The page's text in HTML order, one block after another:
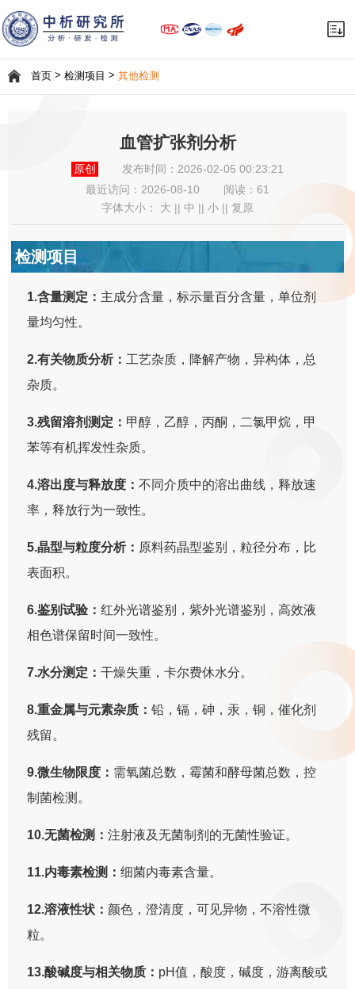
首页> 检测项目 > 其他检测
血管扩张剂分析
原创
发布时间：2026-02-05 00:23:21
最近访问：2026-08-10
阅读：61
字体大小： 大 中 小 复原
检测项目
1.含量测定： 主成分含量，标示量百分含量，单位剂
量均匀性。
2.有关物质分析： 工艺杂质，降解产物，异构体，总
杂质。
3.残留溶剂测定： 甲醇，乙醇，丙酮，二氯甲烷，甲
苯等有机挥发性杂质。
4.溶出度与释放度：不同介质中的溶出曲线，释放速
率，释放行为一致性。
5.晶型与粒度分析： 原料药晶型鉴别，粒径分布，比
表面积。
6.鉴别试验：红外光谱鉴别，紫外光谱鉴别，高效液
相色谱保留时间一致性。
7.水分测定：干燥失重，卡尔费休水分。
8.重金属与元素杂质：铅，镉，砷，汞，铜，催化剂
残留。
9.微生物限度： 需氧菌总数，霉菌和酵母菌总数，控
制菌检测。
10.无菌检测：注射液及无菌制剂的无菌性验证。
11.内毒素检测：细菌内毒素含量。
12.溶液性状： 颜色，澄清度，可见异物，不溶性微
粒。
13.酸碱度与相关物质： pH值，酸度，碱度，游离酸或